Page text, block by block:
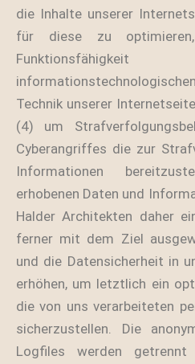
die Inhalte unserer
für diese zu
Technik unserer
(4) um
Cyberangriffes die zur
Informationen
erhobenen Daten und
Halder Architekten daher
ferner mit dem Ziel
und die Datensicherheit in
erhöhen, um letztlich ein
die von uns verarbeiteten
sicherzustellen. Die
Logfiles werden